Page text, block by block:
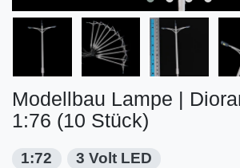
Modellbau Lampe |
1:76 (10 Stück)
1:72 3 Volt LED